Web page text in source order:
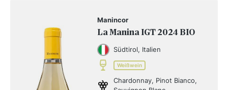
Manincor
La Manina IGT 2024 BIO
Südtirol, Italien
Weißwein
Chardonnay, Pinot Bianco,